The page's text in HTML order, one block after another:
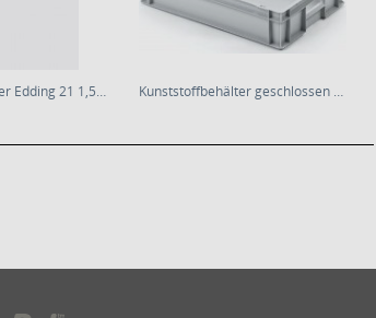
Permanentmarker Edding 21 1,5-3 Rec. Kunststoffbehälter geschlossen * 57x37x11cm